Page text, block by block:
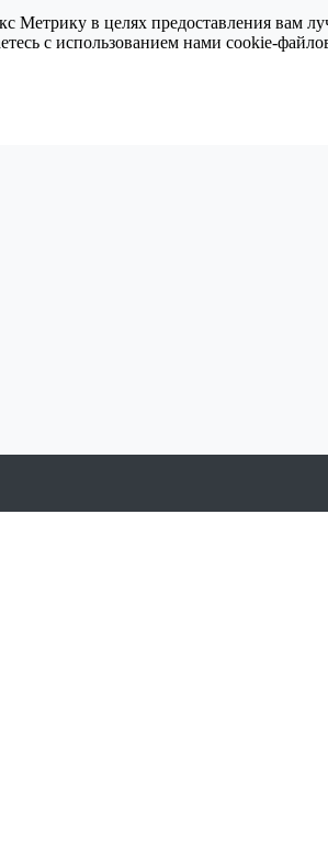
Метрику в целях предоставления вам
с использованием нами cookie-